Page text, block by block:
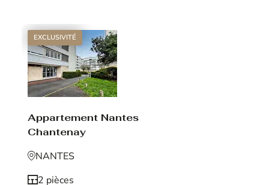
EXCLUSIVITÉ
Appartement Nantes
Chantenay
NANTES
2 pièces